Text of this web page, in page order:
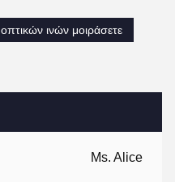
Ms. Alice
οπτικών ινών μοιράσετε